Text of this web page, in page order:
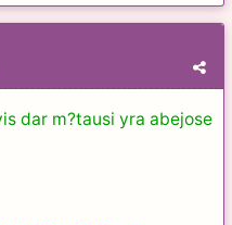
dar m?tausi yra abejose